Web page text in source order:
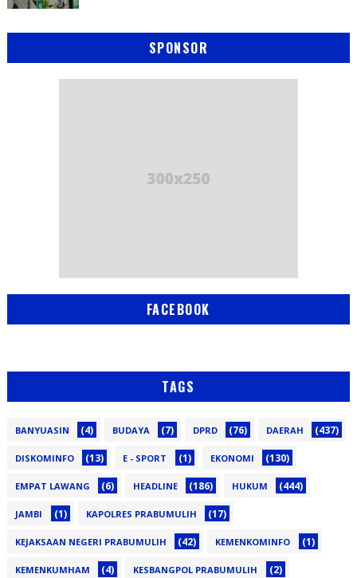
SPONSOR
FACEBOOK
TAGS
BANYUASIN (4) BUDAYA (7) DPRD (76) DAERAH (437)
DISKOMINFO (13) E - SPORT (1) EKONOMI (130)
EMPAT LAWANG (6) HEADLINE (186) HUKUM (444)
JAMBI (1) KAPOLRES PRABUMULIH (17)
KEJAKSAAN NEGERI PRABUMULIH (42) KEMENKOMINFO (1)
KEMENKUMHAM (4) KESBANGPOL PRABUMULIH (2)